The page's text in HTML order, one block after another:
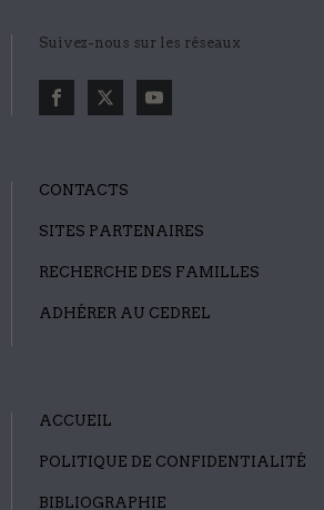
Suivez-nous sur les réseaux
CONTACTS
SITES PARTENAIRES
RECHERCHE DES FAMILLES
ADHÉRER AU CEDREL
ACCUEIL
POLITIQUE DE CONFIDENTIALITÉ
BIBLIOGRAPHIE